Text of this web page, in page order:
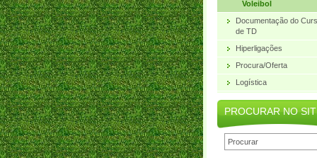
Voleibol
Documentação do
de TD
Hiperligações
Procura/Oferta
Logística
PROCURAR NO